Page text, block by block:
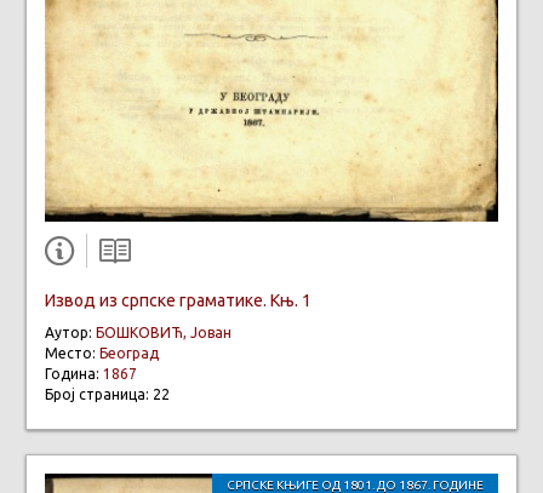
Извод из српске граматике. Књ. 1
Аутор: БОШКОВИЋ, Јован
Место: Београд
Година: 1867
Број страница: 22
СРПСКЕ КЊИГЕ ОД 1801. ДО 1867. ГОДИНЕ